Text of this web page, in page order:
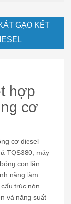
GẠO KẾT
hợp
cơ
cơ diesel
TQS380, máy
con lăn
năng làm
trúc nén
và năng suất